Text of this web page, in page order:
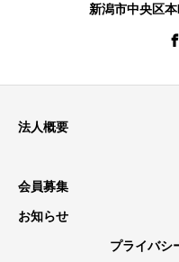
新潟市中央区
法人概要
会員募集
お知らせ
プライバシ